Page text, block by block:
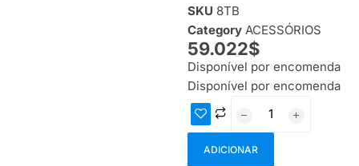
SKU 8TB
Category ACESSÓRIOS
59.022$
Disponível por encomenda
Disponível por encomenda
ADICIONAR